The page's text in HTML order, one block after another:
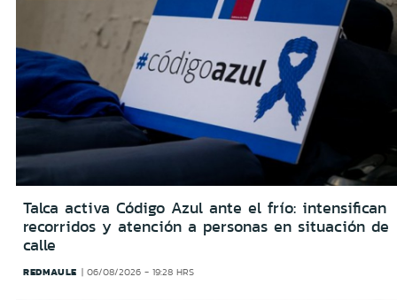
Talca activa Código Azul ante el frío: intensifican
recorridos y atención a personas en situación de
calle
REDMAULE 06/08/2026 - 19:28 HRS